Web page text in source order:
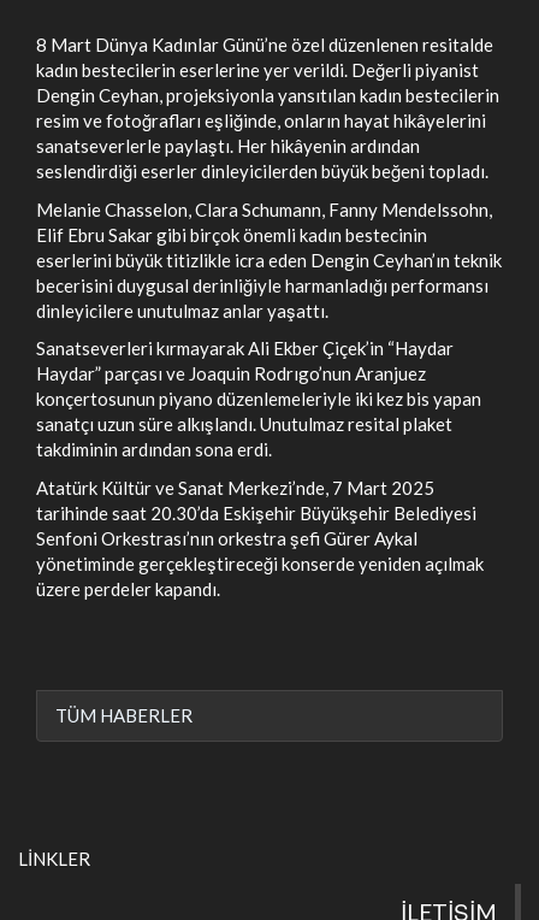
8 Mart Dünya Kadınlar Günü’ne özel düzenlenen resitalde
kadın bestecilerin eserlerine yer verildi. Değerli piyanist
Dengin Ceyhan, projeksiyonla yansıtılan kadın bestecilerin
resim ve fotoğrafları eşliğinde, onların hayat hikâyelerini
sanatseverlerle paylaştı. Her hikâyenin ardından
seslendirdiği eserler dinleyicilerden büyük beğeni topladı.
Melanie Chasselon, Clara Schumann, Fanny Mendelssohn,
Elif Ebru Sakar gibi birçok önemli kadın bestecinin
eserlerini büyük titizlikle icra eden Dengin Ceyhan’ın teknik
becerisini duygusal derinliğiyle harmanladığı performansı
dinleyicilere unutulmaz anlar yaşattı.
Sanatseverleri kırmayarak Ali Ekber Çiçek’in “Haydar
Haydar” parçası ve Joaquin Rodrıgo’nun Aranjuez
konçertosunun piyano düzenlemeleriyle iki kez bis yapan
sanatçı uzun süre alkışlandı. Unutulmaz resital plaket
takdiminin ardından sona erdi.
Atatürk Kültür ve Sanat Merkezi’nde, 7 Mart 2025
tarihinde saat 20.30’da Eskişehir Büyükşehir Belediyesi
Senfoni Orkestrası’nın orkestra şefi Gürer Aykal
yönetiminde gerçekleştireceği konserde yeniden açılmak
üzere perdeler kapandı.
TÜM HABERLER
LİNKLER
İLETİŞİM